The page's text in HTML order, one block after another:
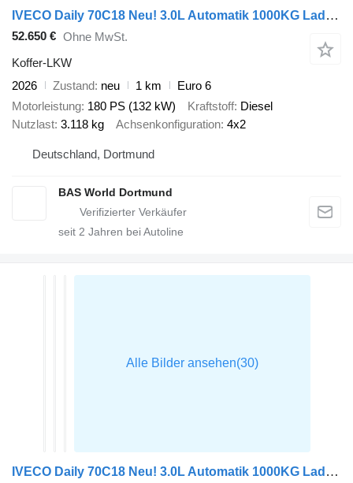
IVECO Daily 70C18 Neu! 3.0L Automatik 1000KG Ladebordwand Koffer 180PS
52.650 € Ohne MwSt.
Koffer-LKW
2026
Zustand neu 1 km
Euro 6
Motorleistung 180 PS (132 kW) Kraftstoff Diesel
Nutzlast 3.118 kg Achsenkonfiguration 4x2
Deutschland, Dortmund
BAS World Dortmund
seit 2 Jahren bei Autoline
IVECO Daily 70C18 Neu! 3.0L Automatik 1000KG Ladebordwand Koffer 180PS